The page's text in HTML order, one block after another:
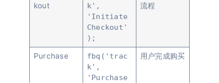
kout
k',
'Initiate
Checkout'
);
流程
Purchase
fbq('trac
k',
'Purchase
用户完成购买